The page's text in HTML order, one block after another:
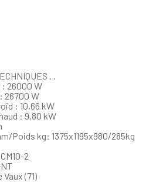
. .
: 26000 W
26700 W
: 10,66 kW
: 9,80 kW
Poids kg: 1375x1195x980/285kg
2
(71)